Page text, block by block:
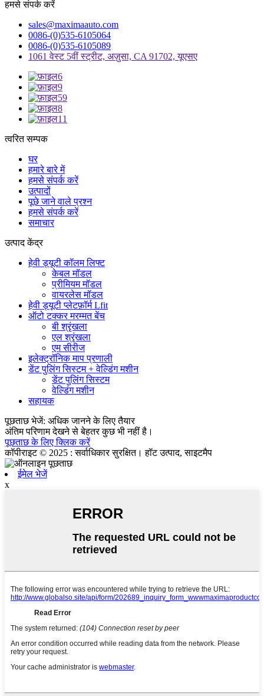
हमसे संपर्क करें
sales@maximaauto.com
0086-(0)535-6105064
0086-(0)535-6105089
1061 वेस्ट 5वीं स्ट्रीट, अज़ुसा, CA 91702, यूएसए
त्वरित सम्पक
घर
हमारे बारे में
हमसे संपर्क करें
उत्पादों
पूछे जाने वाले प्रश्न
हमसे संपर्क करें
समाचार
उत्पाद केंद्र
हेवी ड्यूटी कॉलम लिफ्ट
केबल मॉडल
प्रीमियम मॉडल
वायरलेस मॉडल
हेवी ड्यूटी प्लेटफ़ॉर्म Lfit
ऑटो टक्कर मरम्मत बेंच
बी श्रृंखला
एल श्रृंखला
एम सीरीज
इलेक्ट्रॉनिक माप प्रणाली
डेंट पुलिंग सिस्टम + वेल्डिंग मशीन
डेंट पुलिंग सिस्टम
वेल्डिंग मशीन
सहायक
पूछताछ भेजें: अधिक जानने के लिए तैयार
अंतिम परिणाम देखने से बेहतर कुछ भी नहीं है।
पूछताछ के लिए क्लिक करें
कॉपीराइट © 2025 : सर्वाधिकार सुरक्षित। हॉट उत्पाद, साइटमैप
ईमेल भेजें
x